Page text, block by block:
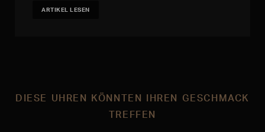
ARTIKEL LESEN
DIESE UHREN KÖNNTEN IHREN GESCHMACK
TREFFEN